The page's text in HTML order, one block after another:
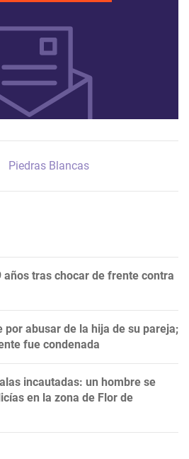
Piedras Blancas
años tras chocar de frente contra
por abusar de la hija de su pareja;
fue condenada
incautadas: un hombre se
en la zona de Flor de